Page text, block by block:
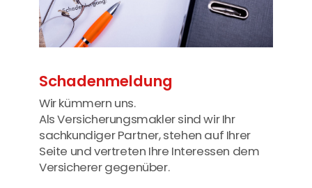
Schadenmeldung
Wir kümmern uns.
Als Versicherungsmakler sind wir Ihr
sachkundiger Partner, stehen auf Ihrer
Seite und vertreten Ihre Interessen dem
Versicherer gegenüber.